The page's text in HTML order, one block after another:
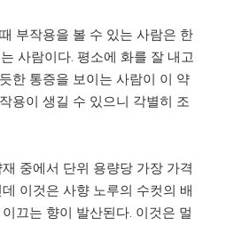
부작용을 볼 수 있는 사람은 한
사람이다. 평소에 화를 잘 내고
한 통증을 보이는 사람이 이 약
용이 생길 수 있으니 각별히 조
중에서 단위 용량당 가장 가격
이것은 사향 노루의 수컷의 배
끄는 향이 발산된다. 이것은 멀